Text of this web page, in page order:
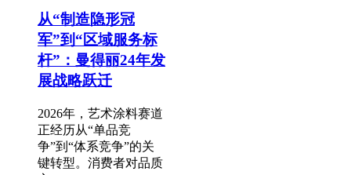
从“制造隐形冠
军”到“区域服务标
杆”：曼得丽24年发
展战略跃迁
2026年，艺术涂料赛道
正经历从“单品竞
争”到“体系竞争”的关
键转型。消费者对品质